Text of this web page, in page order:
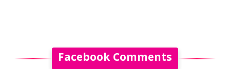
Facebook Comments